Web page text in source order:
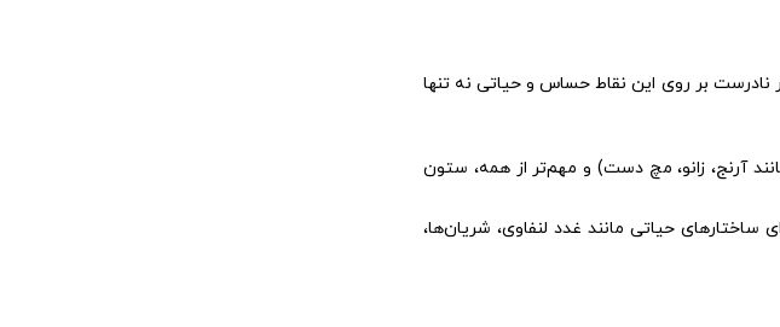
نادرست بر روی این نقاط حساس و حیاتی نه تنها
آرنج، زانو، مچ دست) و مهم‌تر از همه، ستون
ساختارهای حیاتی مانند غدد لنفاوی، شریان‌ها،